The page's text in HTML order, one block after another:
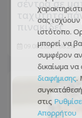
σέντρα σε
ταχύτητα
πινακίδες
09.08.2026 - 08:23
σας
ιστότοπο.
μπορεί να
συμφέρον
δικαίωμα να
διαφήμισης.
στις
Απορρήτου